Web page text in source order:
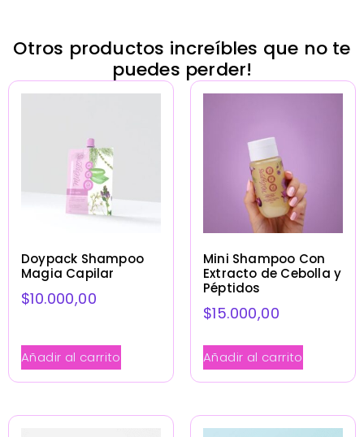
Otros productos increíbles que no te
puedes perder!
Doypack Shampoo
Magia Capilar
$10.000,00
Añadir al carrito
Mini Shampoo Con
Extracto de Cebolla y
Péptidos
$15.000,00
Añadir al carrito